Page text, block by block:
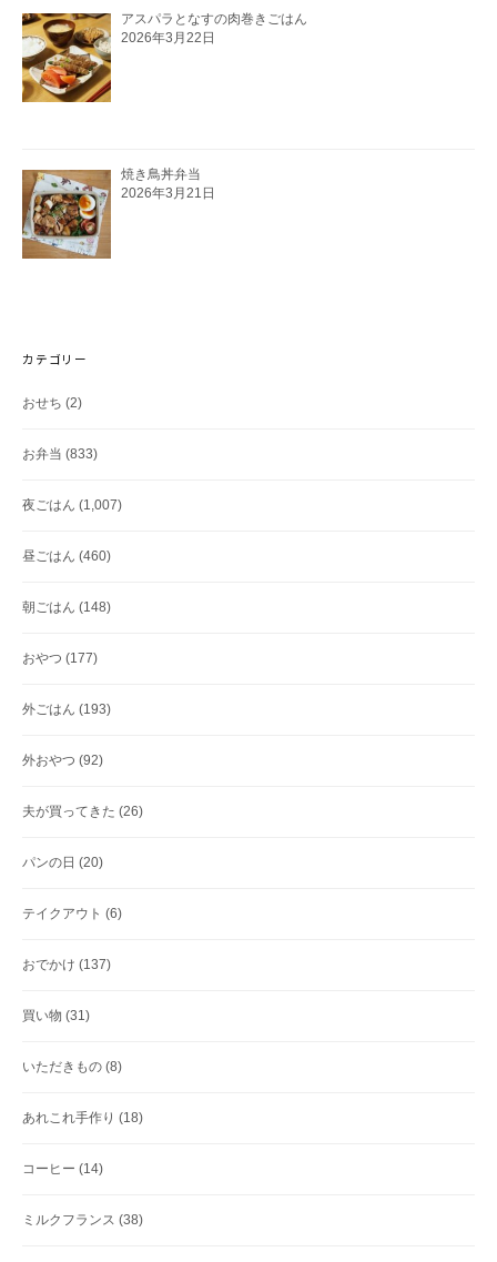
アスパラとなすの肉巻きごはん
2026年3月22日
焼き鳥丼弁当
2026年3月21日
カテゴリー
おせち (2)
お弁当 (833)
夜ごはん (1,007)
昼ごはん (460)
朝ごはん (148)
おやつ (177)
外ごはん (193)
外おやつ (92)
夫が買ってきた (26)
パンの日 (20)
テイクアウト (6)
おでかけ (137)
買い物 (31)
いただきもの (8)
あれこれ手作り (18)
コーヒー (14)
ミルクフランス (38)